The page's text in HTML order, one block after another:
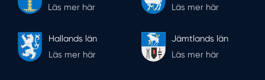
Läs mer här
Läs mer här
Hallands län
Läs mer här
Jämtlands län
Läs mer här